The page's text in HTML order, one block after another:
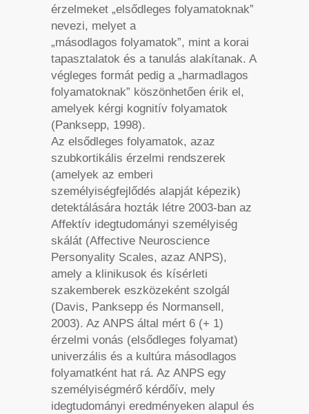
érzelmeket „elsődleges folyamatoknak”
nevezi, melyet a
„másodlagos folyamatok”, mint a korai
tapasztalatok és a tanulás alakítanak. A
végleges formát pedig a „harmadlagos
folyamatoknak” köszönhetően érik el,
amelyek kérgi kognitív folyamatok
(Panksepp, 1998).
Az elsődleges folyamatok, azaz
szubkortikális érzelmi rendszerek
(amelyek az emberi
személyiségfejlődés alapját képezik)
detektálására hozták létre 2003-ban az
Affektív idegtudományi személyiség
skálát (Affective Neuroscience
Personyality Scales, azaz ANPS),
amely a klinikusok és kísérleti
szakemberek eszközeként szolgál
(Davis, Panksepp és Normansell,
2003). Az ANPS által mért 6 (+ 1)
érzelmi vonás (elsődleges folyamat)
univerzális és a kultúra másodlagos
folyamatként hat rá. Az ANPS egy
személyiségmérő kérdőív, mely
idegtudományi eredményeken alapul és